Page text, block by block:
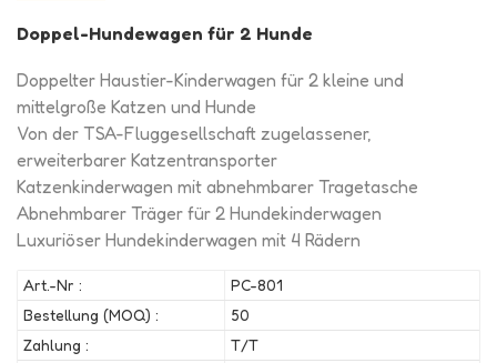
Doppel-Hundewagen für 2 Hunde
Doppelter Haustier-Kinderwagen für 2 kleine und
mittelgroße Katzen und Hunde
Von der TSA-Fluggesellschaft zugelassener,
erweiterbarer Katzentransporter
Katzenkinderwagen mit abnehmbarer Tragetasche
Abnehmbarer Träger für 2 Hundekinderwagen
Luxuriöser Hundekinderwagen mit 4 Rädern
Art.-Nr :
PC-801
Bestellung (MOQ) :
50
Zahlung :
T/T